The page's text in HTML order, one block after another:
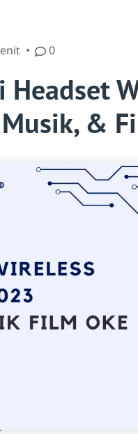
Headset
&
0